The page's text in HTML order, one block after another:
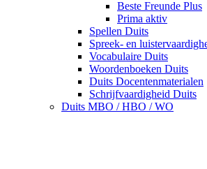
Beste Freunde Plus
Prima aktiv
Spellen Duits
Spreek- en
Vocabulaire Duits
Woordenboeken Duits
Duits Docentenmaterialen
Schrijfvaardigheid Duits
Duits MBO / HBO / WO